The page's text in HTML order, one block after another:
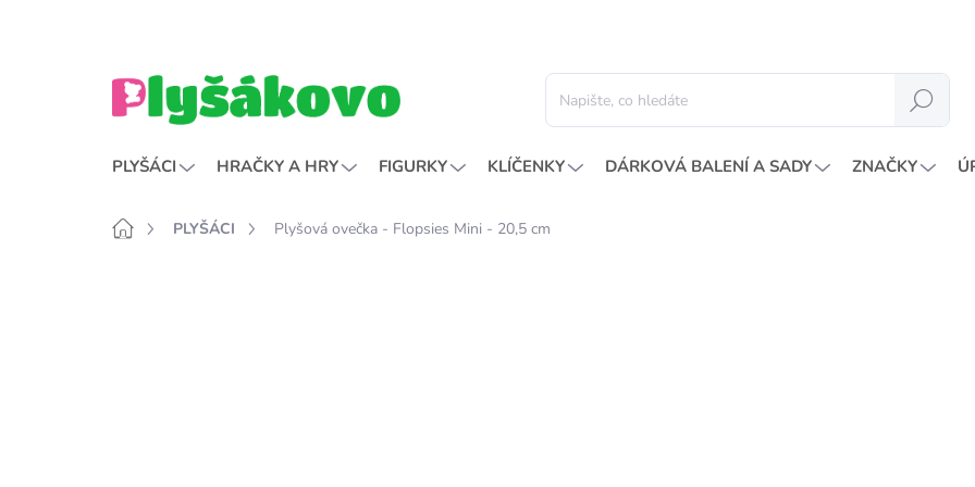
Hledat
PLYŠÁCI HRAČKY A HRY FIGURKY KLÍČENKY DÁRKOVÁ BALENÍ A SADY ZNAČKY
DomůPLYŠÁCI Plyšová ovečka - Flopsies Mini - 20,5 cm